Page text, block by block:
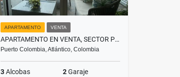
APARTAMENTO VENTA
APARTAMENTO EN VENTA, SECTOR PORTAL DE GENOVÉS
Puerto Colombia, Atlántico, Colombia
3Alcobas 2Garaje